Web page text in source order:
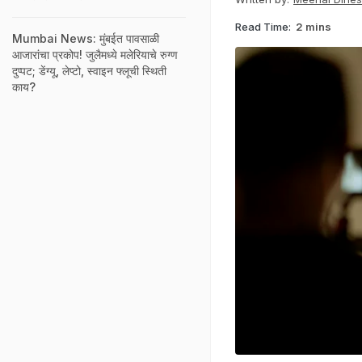
Read Time: 2 mins
Mumbai News: मुंबईत पावसाळी
आजारांचा प्रकोप! जुलैमध्ये मलेरियाचे रुग्ण
दुप्पट; डेंग्यू, लेप्टो, स्वाइन फ्लूची स्थिती
काय?